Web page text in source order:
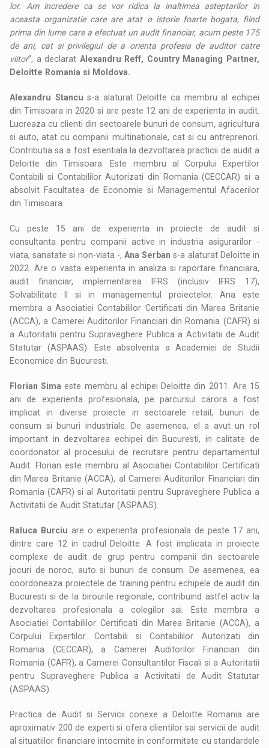
lor. Am incredere ca se vor ridica la inaltimea asteptarilor in
aceasta organizatie care are atat o istorie foarte bogata, fiind
prima din lume care a efectuat un audit financiar, acum peste 175
de ani, cat si privilegiul de a orienta profesia de auditor catre
viitor”, a declarat Alexandru Reff, Country Managing Partner,
Deloitte Romania si Moldova.
Alexandru Stancu s-a alaturat Deloitte ca membru al echipei
din Timisoara in 2020 si are peste 12 ani de experienta in audit.
Lucreaza cu clienti din sectoarele bunuri de consum, agricultura
si auto, atat cu companii multinationale, cat si cu antreprenori.
Contributia sa a fost esentiala la dezvoltarea practicii de audit a
Deloitte din Timisoara. Este membru al Corpului Expertilor
Contabili si Contabililor Autorizati din Romania (CECCAR) si a
absolvit Facultatea de Economie si Managementul Afacerilor
din Timisoara.
Cu peste 15 ani de experienta in proiecte de audit si
consultanta pentru companii active in industria asigurarilor -
viata, sanatate si non-viata -, Ana Serban s-a alaturat Deloitte in
2022. Are o vasta experienta in analiza si raportare financiara,
audit financiar, implementarea IFRS (inclusiv IFRS 17),
Solvabilitate II si in managementul proiectelor. Ana este
membra a Asociatiei Contabililor Certificati din Marea Britanie
(ACCA), a Camerei Auditorilor Financiari din Romania (CAFR) si
a Autoritatii pentru Supraveghere Publica a Activitatii de Audit
Statutar (ASPAAS). Este absolventa a Academiei de Studii
Economice din Bucuresti.
Florian Sima este membru al echipei Deloitte din 2011. Are 15
ani de experienta profesionala, pe parcursul carora a fost
implicat in diverse proiecte in sectoarele retail, bunuri de
consum si bunuri industriale. De asemenea, el a avut un rol
important in dezvoltarea echipei din Bucuresti, in calitate de
coordonator al procesului de recrutare pentru departamentul
Audit. Florian este membru al Asociatiei Contabililor Certificati
din Marea Britanie (ACCA), al Camerei Auditorilor Financiari din
Romania (CAFR) si al Autoritatii pentru Supraveghere Publica a
Activitatii de Audit Statutar (ASPAAS).
Raluca Burciu are o experienta profesionala de peste 17 ani,
dintre care 12 in cadrul Deloitte. A fost implicata in proiecte
complexe de audit de grup pentru companii din sectoarele
jocuri de noroc, auto si bunuri de consum. De asemenea, ea
coordoneaza proiectele de training pentru echipele de audit din
Bucuresti si de la birourile regionale, contribuind astfel activ la
dezvoltarea profesionala a colegilor sai. Este membra a
Asociatiei Contabililor Certificati din Marea Britanie (ACCA), a
Corpului Expertilor Contabili si Contabililor Autorizati din
Romania (CECCAR), a Camerei Auditorilor Financiari din
Romania (CAFR), a Camerei Consultantilor Fiscali si a Autoritatii
pentru Supraveghere Publica a Activitatii de Audit Statutar
(ASPAAS).
Practica de Audit si Servicii conexe a Deloitte Romania are
aproximativ 200 de experti si ofera clientilor sai servicii de audit
al situatiilor financiare intocmite in conformitate cu standardele